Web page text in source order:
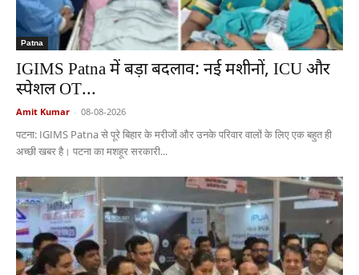
Patna
IGIMS Patna में बड़ा बदलाव: नई मशीनों, ICU और
स्पेशल OT...
Amit Kumar - 08-08-2026
पटना: IGIMS Patna से पूरे बिहार के मरीजों और उनके परिवार वालों के लिए एक बहुत ही
अच्छी खबर है। पटना का मशहूर सरकारी...